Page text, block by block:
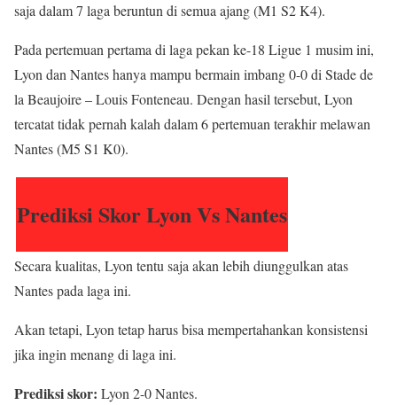
saja dalam 7 laga beruntun di semua ajang (M1 S2 K4).
Pada pertemuan pertama di laga pekan ke-18 Ligue 1 musim ini,
Lyon dan Nantes hanya mampu bermain imbang 0-0 di Stade de
la Beaujoire – Louis Fonteneau. Dengan hasil tersebut, Lyon
tercatat tidak pernah kalah dalam 6 pertemuan terakhir melawan
Nantes (M5 S1 K0).
Prediksi Skor Lyon Vs Nantes
Secara kualitas, Lyon tentu saja akan lebih diunggulkan atas
Nantes pada laga ini.
Akan tetapi, Lyon tetap harus bisa mempertahankan konsistensi
jika ingin menang di laga ini.
Prediksi skor: Lyon 2-0 Nantes.